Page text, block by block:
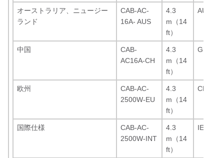
オーストラリア、ニュージー
ランド
CAB-AC-
16A- AUS
4.3
m（14
ft）
AU20S3
中国
CAB-
AC16A-CH
4.3
m（14
ft）
GB16C
欧州
CAB-AC-
2500W-EU
4.3
m（14
ft）
CEE 7/7
国際仕様
CAB-AC-
2500W-INT
4.3
m（14
ft）
IEC 309